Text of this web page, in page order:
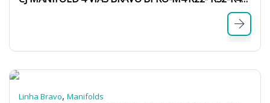
Linha Bravo, Manifolds